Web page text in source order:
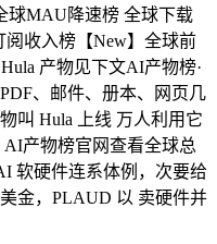
球MAU降速榜 全球下载
收入榜【New】全球前
产物见下文AI产物榜·
、邮件、册本、网页几
叫 Hula 上线 万人利用它
产物榜官网查看全球总
软硬件连系体例，次要给
金，PLAUD 以 卖硬件并